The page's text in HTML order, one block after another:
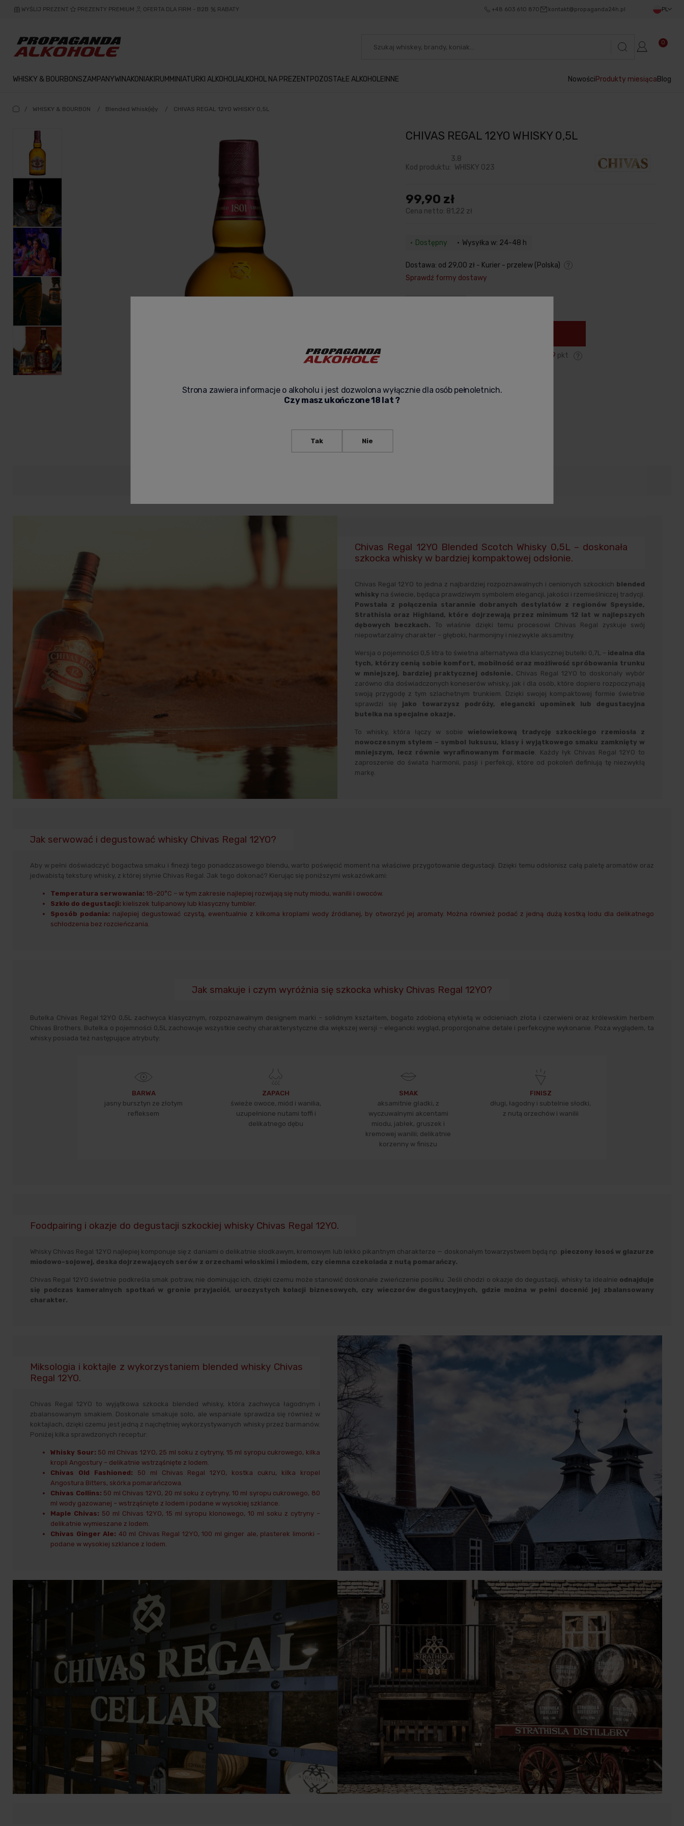
WYŚLIJ PREZENT PREZENTY PREMIUM OFERTA DLA FIRM - B2B RABATY +48 603 610 870 kontakt@propaganda24h.pl PL
0
WHISKY & BOURBONSZAMPANYWINAKONIAKI RUM MINIATURKI ALKOHOLIALKOHOL NA PREZENTPOZOSTAŁE ALKOHOLE INNE NowościProdukty miesiącaBlog
/ WHISKY & BOURBON / Blended Whisk(e)y / CHIVAS REGAL 12YO WHISKY 0,5L
CHIVAS REGAL 12YO WHISKY 0,5L
3.8
Kod produktu: WHISKY 023
99,90 zł
Cena netto: 81,22 zł
Dostępny Wysyłka w: 24-48 h
Dostawa: od 29,00 zł - Kurier - przelew (Polska)
kosztów płatności
Sprawdź formy dostawy
199 pkt
Chivas Regal 12YO Blended Scotch Whisky 0,5L – doskonała
szkocka whisky w bardziej kompaktowej odsłonie.
Chivas Regal 12YO to jedna z najbardziej rozpoznawalnych i cenionych szkockich blended
whisky na świecie, będąca prawdziwym symbolem elegancji, jakości i rzemieślniczej tradycji.
Powstała z połączenia starannie dobranych destylatów z regionów Speyside,
Strathisla oraz Highland, które dojrzewają przez minimum 12 lat w najlepszych
dębowych beczkach. To właśnie dzięki temu procesowi Chivas Regal zyskuje swój
niepowtarzalny charakter – głęboki, harmonijny i niezwykle aksamitny.
Wersja o pojemności 0,5 litra to świetna alternatywa dla klasycznej butelki 0,7L – idealna dla
tych, którzy cenią sobie komfort, mobilność oraz możliwość spróbowania trunku
w mniejszej, bardziej praktycznej odsłonie. Chivas Regal 12YO to doskonały wybór
zarówno dla doświadczonych koneserów whisky, jak i dla osób, które dopiero rozpoczynają
swoją przygodę z tym szlachetnym trunkiem. Dzięki swojej kompaktowej formie świetnie
sprawdzi się jako towarzysz podróży, elegancki upominek lub degustacyjna
butelka na specjalne okazje.
To whisky, która łączy w sobie wielowiekową tradycję szkockiego rzemiosła z
nowoczesnym stylem – symbol luksusu, klasy i wyjątkowego smaku zamknięty w
mniejszym, lecz równie wyrafinowanym formacie. Każdy łyk Chivas Regal 12YO to
zaproszenie do świata harmonii, pasji i perfekcji, które od pokoleń definiują tę niezwykłą
markę.
Jak serwować i degustować whisky Chivas Regal 12YO?
Aby w pełni doświadczyć bogactwa smaku i finezji tego ponadczasowego blendu, warto poświęcić moment na właściwe przygotowanie degustacji. Dzięki temu odsłonisz całą paletę aromatów oraz
jedwabistą teksturę whisky, z której słynie Chivas Regal. Jak tego dokonać? Kierując się poniższymi wskazówkami:
Temperatura serwowania: 18–20°C – w tym zakresie najlepiej rozwijają się nuty miodu, wanilii i owoców.
Szkło do degustacji: kieliszek tulipanowy lub klasyczny tumbler.
Sposób podania: najlepiej degustować czystą, ewentualnie z kilkoma kroplami wody źródlanej, by otworzyć jej aromaty. Można również podać z jedną dużą kostką lodu dla delikatnego
schłodzenia bez rozcieńczania.
Jak smakuje i czym wyróżnia się szkocka whisky Chivas Regal 12YO?
Butelka Chivas Regal 12YO 0,5L zachwyca klasycznym, rozpoznawalnym designem marki – solidnym kształtem, bogato zdobioną etykietą w odcieniach złota i czerwieni oraz królewskim herbem
Chivas Brothers. Butelka o pojemności 0,5L zachowuje wszystkie cechy charakterystyczne dla większej wersji – elegancki wygląd, proporcjonalne detale i perfekcyjne wykonanie. Poza wyglądem, ta
whisky posiada też następujące atrybuty:
BARWA
jasny bursztyn ze złotym
refleksem
ZAPACH
świeże owoce, miód i wanilia,
uzupełnione nutami toffi i
delikatnego dębu
SMAK
aksamitnie gładki, z
wyczuwalnymi akcentami
miodu, jabłek, gruszek i
kremowej wanilii; delikatnie
korzenny w finiszu
FINISZ
długi, łagodny i subtelnie słodki,
z nutą orzechów i wanilii
Foodpairing i okazje do degustacji szkockiej whisky Chivas Regal 12YO.
Whisky Chivas Regal 12YO najlepiej komponuje się z daniami o delikatnie słodkawym, kremowym lub lekko pikantnym charakterze — doskonałym towarzystwem będą np. pieczony łosoś w glazurze
miodowo-sojowej, deska dojrzewających serów z orzechami włoskimi i miodem, czy ciemna czekolada z nutą pomarańczy.
Chivas Regal 12YO świetnie podkreśla smak potraw, nie dominując ich, dzięki czemu może stanowić doskonałe zwieńczenie posiłku. Jeśli chodzi o okazje do degustacji, whisky ta idealnie odnajduje
się podczas kameralnych spotkań w gronie przyjaciół, uroczystych kolacji biznesowych, czy wieczorów degustacyjnych, gdzie można w pełni docenić jej zbalansowany
charakter.
Miksologia i koktajle z wykorzystaniem blended whisky Chivas
Regal 12YO.
Chivas Regal 12YO to wyjątkowa szkocka blended whisky, która zachwyca łagodnym i
zbalansowanym smakiem. Doskonale smakuje solo, ale wspaniale sprawdza się również w
koktajlach, dzięki czemu jest jedną z najchętniej wykorzystywanych whisky przez barmanów.
Poniżej kilka sprawdzonych receptur:
Whisky Sour: 50 ml Chivas 12YO, 25 ml soku z cytryny, 15 ml syropu cukrowego, kilka
kropli Angostury – delikatnie wstrząśnięte z lodem.
Chivas Old Fashioned: 50 ml Chivas Regal 12YO, kostka cukru, kilka kropel
Angostura Bitters, skórka pomarańczowa.
Chivas Collins: 50 ml Chivas 12YO, 20 ml soku z cytryny, 10 ml syropu cukrowego, 80
ml wody gazowanej – wstrząśnięte z lodem i podane w wysokiej szklance.
Maple Chivas: 50 ml Chivas 12YO, 15 ml syropu klonowego, 10 ml soku z cytryny –
delikatnie wymieszane z lodem.
Chivas Ginger Ale: 40 ml Chivas Regal 12YO, 100 ml ginger ale, plasterek limonki –
podane w wysokiej szklance z lodem.
Strona zawiera informacje o alkoholu i jest dozwolona wyłącznie dla osób pełnoletnich.
Czy masz ukończone 18 lat ?
Tak Nie